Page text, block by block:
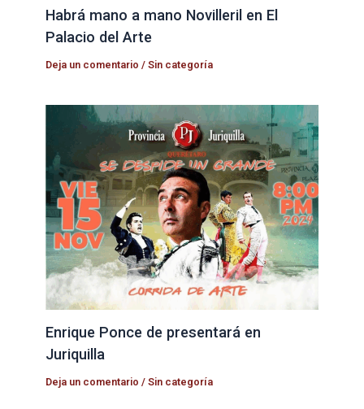
Habrá mano a mano Novilleril en El
Palacio del Arte
Deja un comentario /Sin categoría
Enrique Ponce de presentará en
Juriquilla
Deja un comentario /Sin categoría